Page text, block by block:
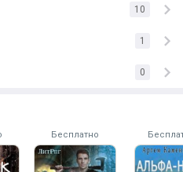
16.07.25
16.07.25
16.07.25
16.07.25
10
1
0
Бесплатно